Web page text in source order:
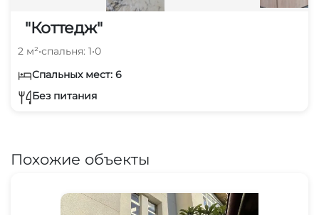
"Коттедж"
2 м²•спальня: 1•0
Спальных мест: 6
Без питания
Похожие объекты